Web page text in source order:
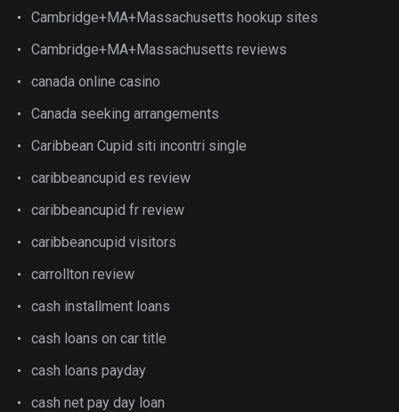
Cambridge+MA+Massachusetts hookup sites
Cambridge+MA+Massachusetts reviews
canada online casino
Canada seeking arrangements
Caribbean Cupid siti incontri single
caribbeancupid es review
caribbeancupid fr review
caribbeancupid visitors
carrollton review
cash installment loans
cash loans on car title
cash loans payday
cash net pay day loan